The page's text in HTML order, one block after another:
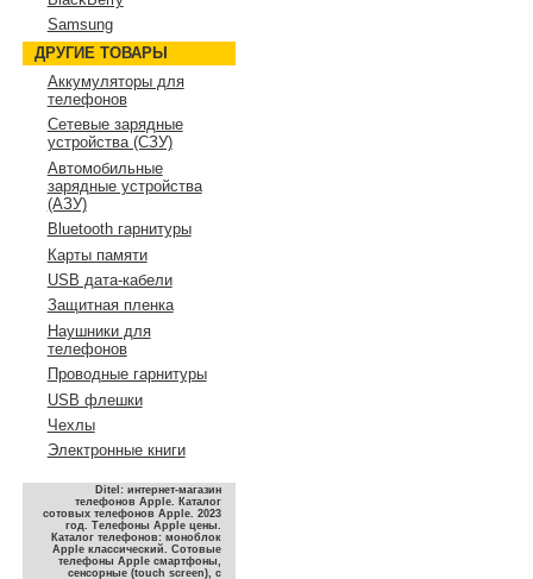
Samsung
ДРУГИЕ ТОВАРЫ
Аккумуляторы для
телефонов
Сетевые зарядные
устройства (СЗУ)
Автомобильные
зарядные устройства
(АЗУ)
Bluetooth гарнитуры
Карты памяти
USB дата-кабели
Защитная пленка
Наушники для
телефонов
Проводные гарнитуры
USB флешки
Чехлы
Электронные книги
Ditel: интернет-магазин
телефонов Apple. Каталог
сотовых телефонов Apple. 2023
год. Телефоны Apple цены.
Каталог телефонов: моноблок
Apple классический. Сотовые
телефоны Apple смартфоны,
сенсорные (touch screen), с